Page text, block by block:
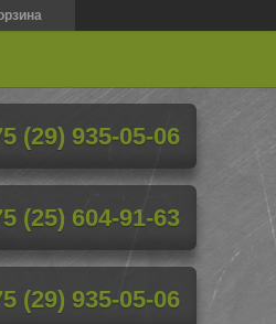
(29) 935-05-06
(25) 604-91-63
(29) 935-05-06